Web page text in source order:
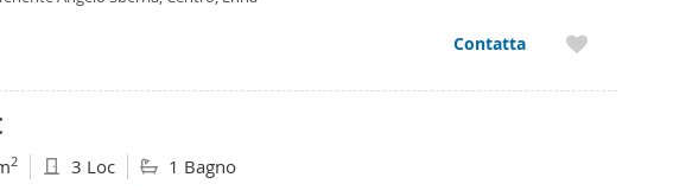
Contatta
2 3 Loc 1 Bagno